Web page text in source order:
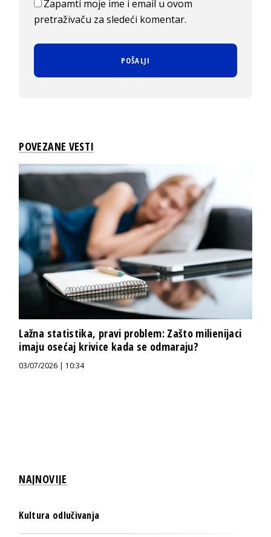
Zapamti moje ime i email u ovom
pretraživaču za sledeći komentar.
POVEZANE VESTI
Lažna statistika, pravi problem: Zašto milienijaci
imaju osećaj krivice kada se odmaraju?
03/07/2026 | 10:34
NAJNOVIJE
Kultura odlučivanja